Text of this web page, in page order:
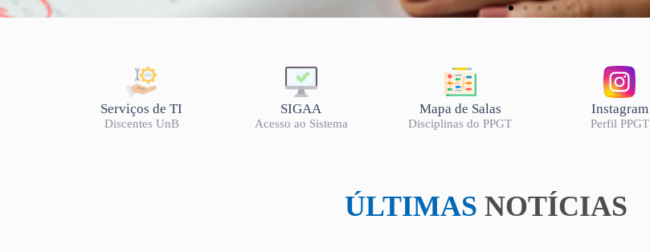
LISTA DE OFERTA 2026/2
Serviços de TI
Discentes UnB
SIGAA
Acesso ao Sistema
Mapa de Salas
Disciplinas do PPGT
Instagram
Perfil PPGT
ÚLTIMAS NOTÍCIAS